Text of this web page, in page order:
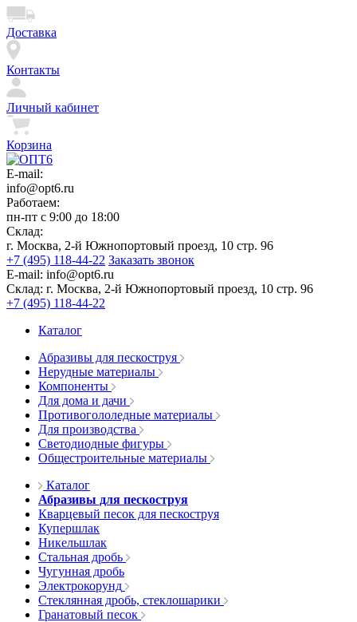
Доставка
Контакты
Личный кабинет
Корзина
E-mail:
info@opt6.ru
Работаем:
пн-пт с 9:00 до 18:00
Склад:
г. Москва, 2-й Южнопортовый проезд, 10 стр. 96
+7 (495) 118-44-22 Заказать звонок
E-mail: info@opt6.ru
Склад: г. Москва, 2-й Южнопортовый проезд, 10 стр. 96
+7 (495) 118-44-22
Каталог
Абразивы для пескоструя
Нерудные материалы
Компоненты
Для дома и дачи
Противогололедные материалы
Для производства
Светодиодные фигуры
Общестроительные материалы
Каталог
Абразивы для пескоструя
Кварцевый песок для пескоструя
Купершлак
Никельшлак
Стальная дробь
Чугунная дробь
Электрокорунд
Стеклянная дробь, стеклошарики
Гранатовый песок